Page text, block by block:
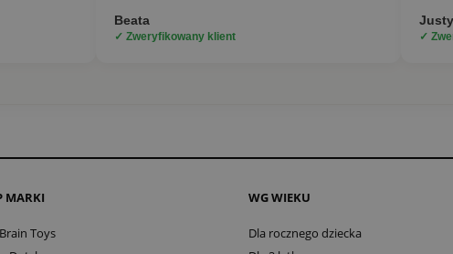
Beata
✓ Zweryfikowany klient ✓
MARKI
Toys
WG WIEKU
Dla rocznego dziecka